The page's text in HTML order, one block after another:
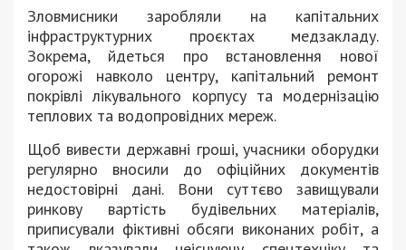
Зловмисники заробляли на капітальних
інфраструктурних проєктах медзакладу.
Зокрема, йдеться про встановлення нової
огорожі навколо центру, капітальний ремонт
покрівлі лікувального корпусу та модернізацію
теплових та водопровідних мереж.
Щоб вивести державні гроші, учасники оборудки
регулярно вносили до офіційних документів
недостовірні дані. Вони суттєво завищували
ринкову вартість будівельних матеріалів,
приписували фіктивні обсяги виконаних робіт, а